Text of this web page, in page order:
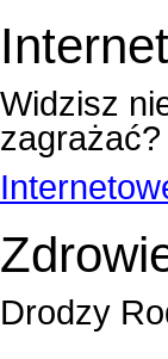
Widzisz
zagrażać?
Drodzy